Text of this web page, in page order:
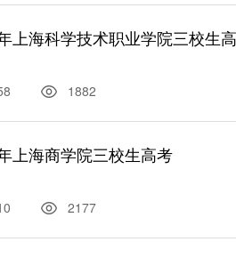
上海科学技术职业学院三校生
1882
上海商学院三校生高考
2177